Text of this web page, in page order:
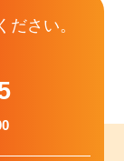
さい。